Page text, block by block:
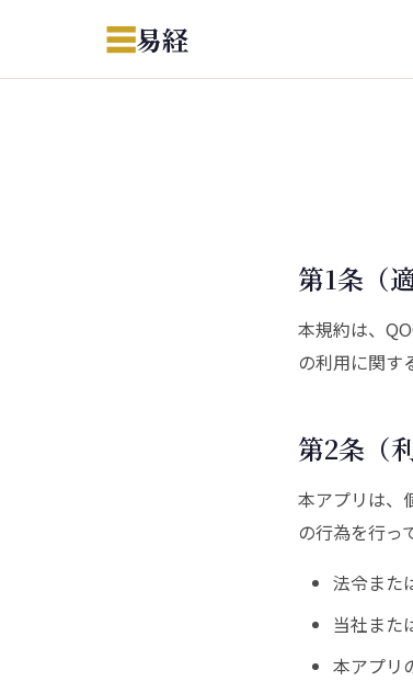
☰易経
第1条（適
本規約は、
の利用に関す
第2条（
本アプリは、
の行為を行っ
法令また
当社また
本アプリ